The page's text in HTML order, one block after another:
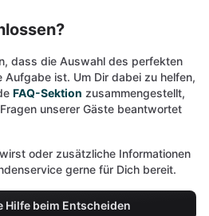
dass die Auswahl des perfekten
Aufgabe ist. Um Dir dabei zu helfen,
FAQ-Sektion zusammengestellt,
unserer Gäste beantwortet
oder zusätzliche Informationen
gerne für Dich bereit.
Hilfe beim Entscheiden